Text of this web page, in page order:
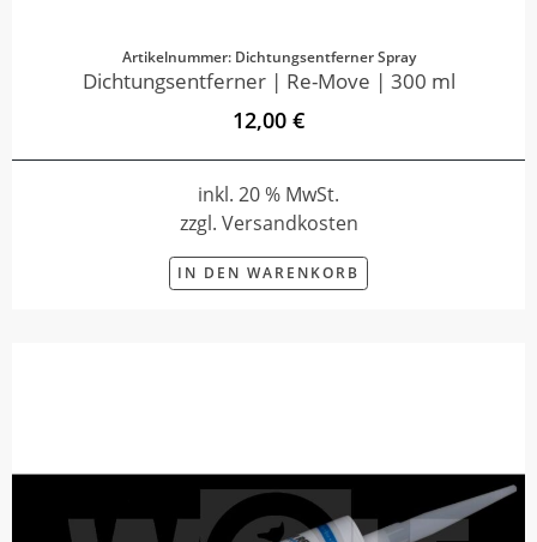
Artikelnummer: Dichtungsentferner Spray
Dichtungsentferner | Re-Move | 300 ml
12,00 €
inkl. 20 % MwSt.
zzgl. Versandkosten
IN DEN WARENKORB